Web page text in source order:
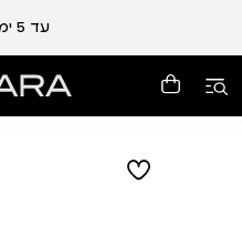
עד 5 ימי אספקה